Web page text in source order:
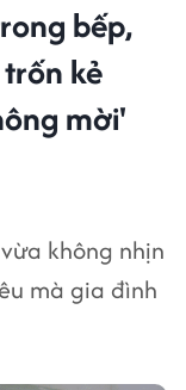
bếp,
kẻ
mời'
không nhịn
mà gia đình